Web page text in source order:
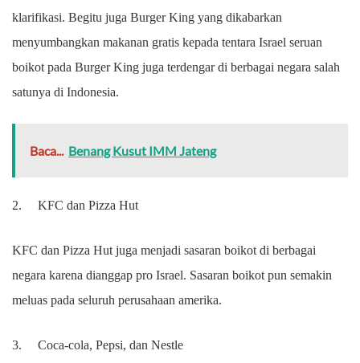
klarifikasi. Begitu juga Burger King yang dikabarkan
menyumbangkan makanan gratis kepada tentara Israel seruan
boikot pada Burger King juga terdengar di berbagai negara salah
satunya di Indonesia.
Baca... Benang Kusut IMM Jateng
2. KFC dan Pizza Hut
KFC dan Pizza Hut juga menjadi sasaran boikot di berbagai
negara karena dianggap pro Israel. Sasaran boikot pun semakin
meluas pada seluruh perusahaan amerika.
3. Coca-cola, Pepsi, dan Nestle